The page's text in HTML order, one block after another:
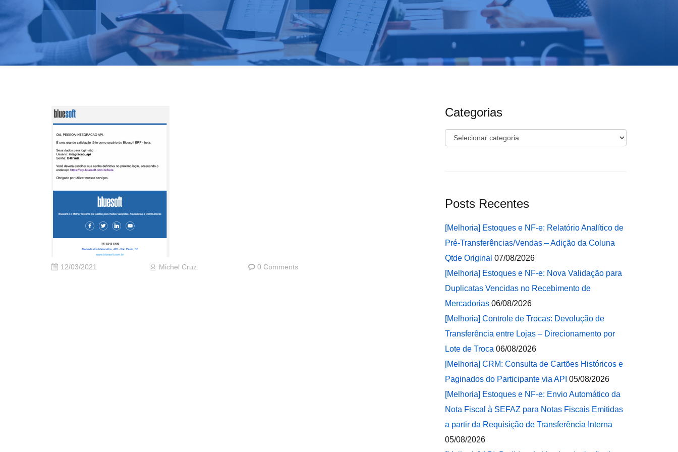
12/03/2021 Michel Cruz 0 Comments
Categorias
Categorias
Posts Recentes
[Melhoria] Estoques e NF-e: Relatório Analítico de
Pré-Transferências/Vendas – Adição da Coluna
Qtde Original 07/08/2026
[Melhoria] Estoques e NF-e: Nova Validação para
Duplicatas Vencidas no Recebimento de
Mercadorias 06/08/2026
[Melhoria] Controle de Trocas: Devolução de
Transferência entre Lojas – Direcionamento por
Lote de Troca 06/08/2026
[Melhoria] CRM: Consulta de Cartões Históricos e
Paginados do Participante via API 05/08/2026
[Melhoria] Estoques e NF-e: Envio Automático da
Nota Fiscal à SEFAZ para Notas Fiscais Emitidas
a partir da Requisição de Transferência Interna
05/08/2026